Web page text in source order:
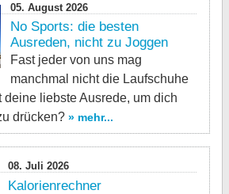
05. August 2026
No Sports: die besten
Ausreden, nicht zu Joggen
Fast jeder von uns mag
manchmal nicht die Laufschuhe
deine liebste Ausrede, um dich
drücken? » mehr...
08. Juli 2026
Kalorienrechner